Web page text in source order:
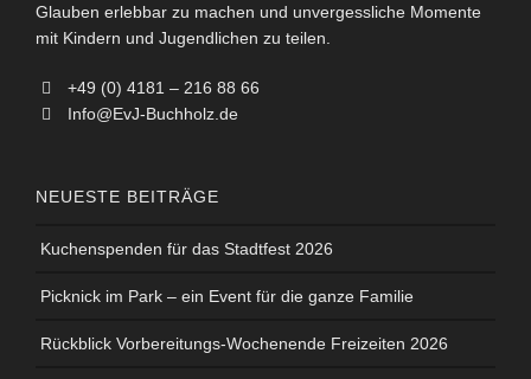
Glauben erlebbar zu machen und unvergessliche Momente
mit Kindern und Jugendlichen zu teilen.
+49 (0) 4181 – 216 88 66
Info@EvJ-Buchholz.de
NEUESTE BEITRÄGE
Kuchenspenden für das Stadtfest 2026
Picknick im Park – ein Event für die ganze Familie
Rückblick Vorbereitungs-Wochenende Freizeiten 2026